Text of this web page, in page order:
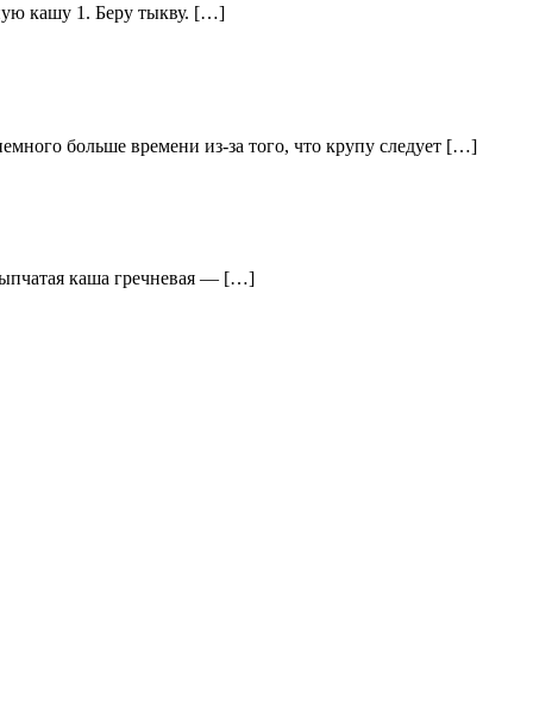
кашу 1. Беру тыкву. […]
больше времени из-за того, что крупу следует […]
каша гречневая — […]